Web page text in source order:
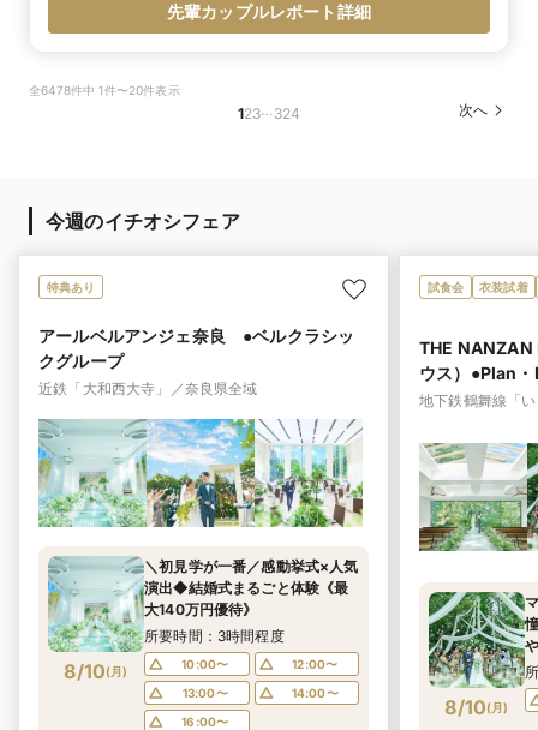
先輩カップルレポート詳細
全6478件中 1件〜20件表示
123…324 次へ
今週のイチオシフェア
特典あり
アールベルアンジェ奈良 ●ベルクラシッ
クグループ
近鉄「大和西大寺」／奈良県全域
8/10(月)
＼初見学が一番／感動挙式×人気
演出◆結婚式まるごと体験《最
大140万円優待》
所要時間：3時間程度
10:00〜
12:00〜
13:00〜
14:00〜
16:00〜
試食会 衣装試着
THE NANZAN
ウス）●Plan
地下鉄鶴舞線「
8/10(月)
&